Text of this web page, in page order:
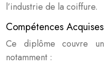
l’industrie de la coiffure.
Compétences Acquises
Ce diplôme couvre un
notamment :